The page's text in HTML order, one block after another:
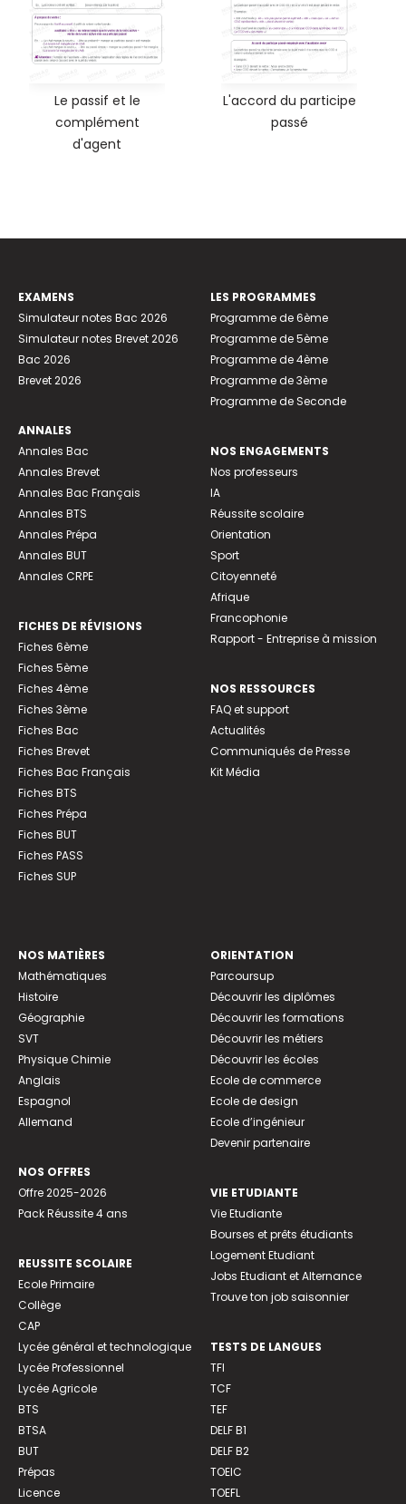
Le passif et le
complément
d'agent
L'accord du participe
passé
EXAMENS
Simulateur notes Bac 2026
Simulateur notes Brevet 2026
Bac 2026
Brevet 2026
ANNALES
Annales Bac
Annales Brevet
Annales Bac Français
Annales BTS
Annales Prépa
Annales BUT
Annales CRPE
FICHES DE RÉVISIONS
Fiches 6ème
Fiches 5ème
Fiches 4ème
Fiches 3ème
Fiches Bac
Fiches Brevet
Fiches Bac Français
Fiches BTS
Fiches Prépa
Fiches BUT
Fiches PASS
Fiches SUP
LES PROGRAMMES
Programme de 6ème
Programme de 5ème
Programme de 4ème
Programme de 3ème
Programme de Seconde
NOS ENGAGEMENTS
Nos professeurs
IA
Réussite scolaire
Orientation
Sport
Citoyenneté
Afrique
Francophonie
Rapport - Entreprise à mission
NOS RESSOURCES
FAQ et support
Actualités
Communiqués de Presse
Kit Média
NOS MATIÈRES
Mathématiques
Histoire
Géographie
SVT
Physique Chimie
Anglais
Espagnol
Allemand
NOS OFFRES
Offre 2025-2026
Pack Réussite 4 ans
REUSSITE SCOLAIRE
Ecole Primaire
Collège
CAP
Lycée général et technologique
Lycée Professionnel
Lycée Agricole
BTS
BTSA
BUT
Prépas
Licence
ORIENTATION
Parcoursup
Découvrir les diplômes
Découvrir les formations
Découvrir les métiers
Découvrir les écoles
Ecole de commerce
Ecole de design
Ecole d’ingénieur
Devenir partenaire
VIE ETUDIANTE
Vie Etudiante
Bourses et prêts étudiants
Logement Etudiant
Jobs Etudiant et Alternance
Trouve ton job saisonnier
TESTS DE LANGUES
TFI
TCF
TEF
DELF B1
DELF B2
TOEIC
TOEFL